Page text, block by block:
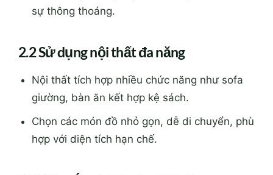
sự thông thoáng.
2.2 Sử dụng nội thất đa năng
Nội thất tích hợp nhiều chức năng như sofa
giường, bàn ăn kết hợp kệ sách.
Chọn các món đồ nhỏ gọn, dễ di chuyển, phù
hợp với diện tích hạn chế.